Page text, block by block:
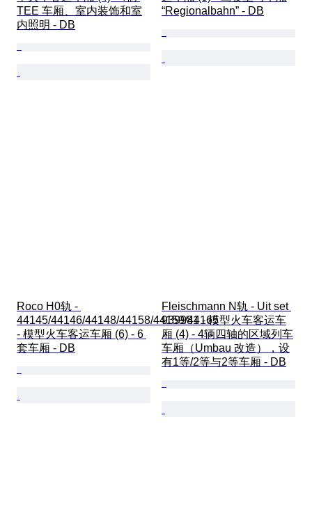
TEE 车厢、室内装饰和室
内照明 - DB
“Regionalbahn” - DB
Roco H0轨 -
44145/44146/44148/44158/44159/44165
- 模型火车客运车厢 (6) - 6
套车厢 - DB
Fleischmann N轨 - Uit set
939981 - 模型火车客运车
厢 (4) - 4辆四轴的区域列车
车厢（Umbau 改造），设
有1等/2等与2等车厢 - DB